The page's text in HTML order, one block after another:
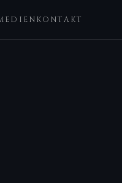
KONTAKT